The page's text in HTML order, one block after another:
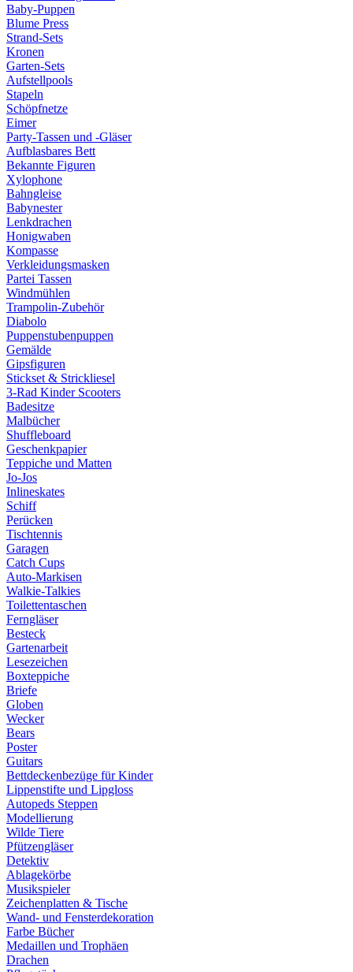
Baby-Puppen
Blume Press
Strand-Sets
Kronen
Garten-Sets
Aufstellpools
Stapeln
Schöpfnetze
Eimer
Party-Tassen und -Gläser
Aufblasbares Bett
Bekannte Figuren
Xylophone
Bahngleise
Babynester
Lenkdrachen
Honigwaben
Kompasse
Verkleidungsmasken
Partei Tassen
Windmühlen
Trampolin-Zubehör
Diabolo
Puppenstubenpuppen
Gemälde
Gipsfiguren
Stickset & Strickliesel
3-Rad Kinder Scooters
Badesitze
Malbücher
Shuffleboard
Geschenkpapier
Teppiche und Matten
Jo-Jos
Inlineskates
Schiff
Perücken
Tischtennis
Garagen
Catch Cups
Auto-Markisen
Walkie-Talkies
Toilettentaschen
Ferngläser
Besteck
Gartenarbeit
Lesezeichen
Boxteppiche
Briefe
Globen
Wecker
Bears
Poster
Guitars
Bettdeckenbezüge für Kinder
Lippenstifte und Lipgloss
Autopeds Steppen
Modellierung
Wilde Tiere
Pfützengläser
Detektiv
Ablagekörbe
Musikspieler
Zeichenplatten & Tische
Wand- und Fensterdekoration
Farbe Bücher
Medaillen und Trophäen
Drachen